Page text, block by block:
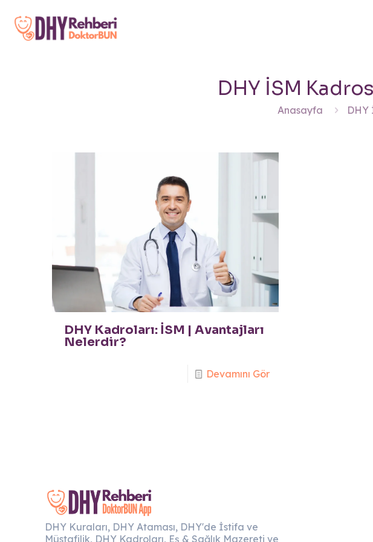
DHY İSM
Anasayfa DHY
DHY Kadroları: İSM | Avantajları
Nelerdir?
Devamını Gör
DHY Kuraları, DHY Ataması, DHY'de İstifa ve
Müstafilik, DHY Kadroları, Eş & Sağlık Mazereti ve